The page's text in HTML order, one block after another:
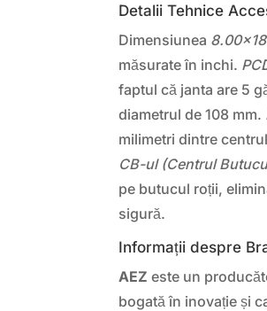
Detalii Tehnice
Dimensiunea 8.00×18
măsurate în inchi.
faptul că janta are 5
diametrul de 108 mm.
milimetri dintre
CB-ul (Centrul
pe butucul roții,
sigură.
Informații despre
AEZ este un
bogată în inovație și